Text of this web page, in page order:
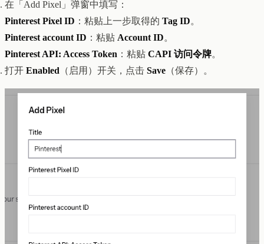
在「Add Pixel」弹窗中填写：
Pinterest Pixel ID ：粘贴上一步取得的 Tag ID。
Pinterest account ID ：粘贴 Account ID。
Pinterest API: Access Token ：粘贴 CAPI 访问令牌。
打开 Enabled （启用）开关，点击 Save （保存）。